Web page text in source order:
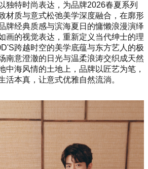
独特时尚表达，为品牌2026春夏系列
材质与意式松弛美学深度融合，在廓形
牌经典质感与滨海夏日的慵懒浪漫演绎
画的视觉表达，重新定义当代绅士的理
跨越时空的美学底蕴与东方艺人的极
南意澄澈的日光与温柔浪涛交织成天然
中海风情的土地上，品牌以匠艺为笔，
活本真，让意式优雅自然流淌。